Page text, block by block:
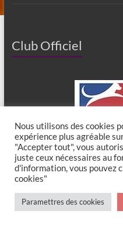
Club Officiel
Copyright © 2026Club Canin de
Spaciousby
Nous utilisons des cookies
expérience plus agréable
"Accepter tout", vous
juste ceux nécessaires au
d'information, vous pouvez
cookies"
Paramettres des cookies